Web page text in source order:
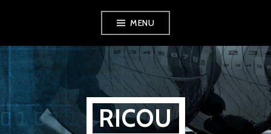
contenu
principal
MENU
RICOU